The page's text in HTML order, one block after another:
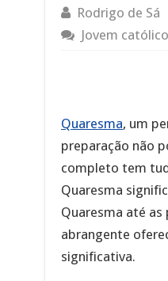
Rodrigo de Sá
Jovem
Quaresma, um
preparação não
completo tem
Quaresma
Quaresma até
abrangente
significativa.